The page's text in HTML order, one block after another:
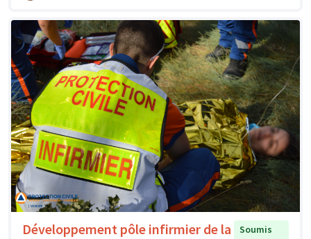
Développement pôle infirmier de la
Soumis